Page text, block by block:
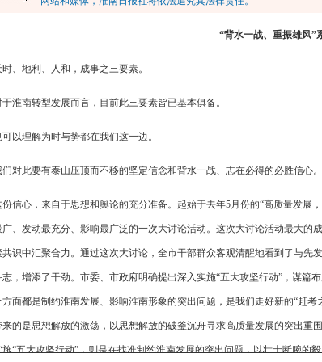
——“背水一战、重振雄风”
时、地利、人和，成事之三要素。
于淮南转型发展而言，目前此三要素皆已基本俱备。
可以理解为时与势都在我们这一边。
们对此要有泰山压顶而不移的坚定信念和背水一战、志在必得的必胜信心。
份信心，来自于思想和舆论的充分准备。起始于去年5月份的“高质量发展
广、发动最充分、影响最广泛的一次大讨论活动。这次大讨论活动最大的
共识中汇聚合力。通过这次大讨论，全市干部群众客观清醒地看到了与先
，增添了干劲。市委、市政府明确提出深入实施“五大攻坚行动”，谋篇
面都是制约淮南发展、影响淮南形象的突出问题，是我们走好新的“赶
来的是思想解放的激荡，以思想解放的破釜沉舟寻求高质量发展的突出重
施“五大攻坚行动”，则是在找准制约淮南发展的突出问题，以壮士断腕的